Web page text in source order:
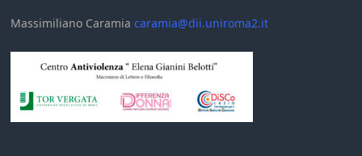
Massimiliano Caramiacaramia@dii.uniroma2.it